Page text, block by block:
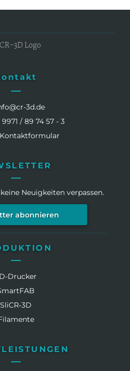
3d.de
/ 89 74 57 - 3
Neuigkeiten verpassen.
abonnieren
Drucker
SliCR‑3D